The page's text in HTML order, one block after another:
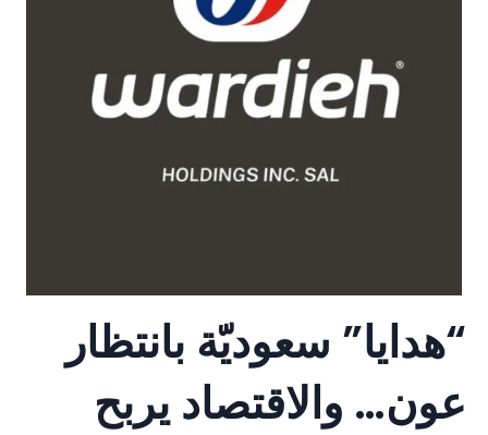
“هدايا” سعوديّة بانتظار
عون… والاقتصاد يربح